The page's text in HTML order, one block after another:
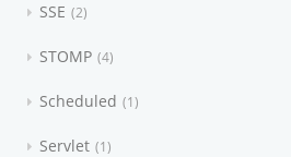
SSE 2
STOMP 4
Scheduled 1
Servlet 1